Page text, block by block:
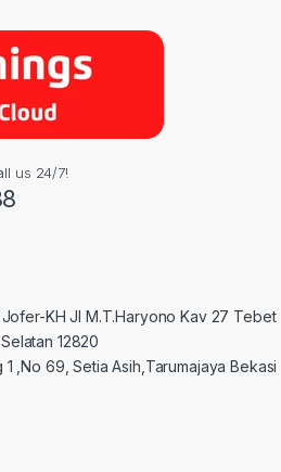
us 24/7!
KH Jl M.T.Haryono Kav 27 Tebet
12820
,No 69, Setia Asih,Tarumajaya Bekasi